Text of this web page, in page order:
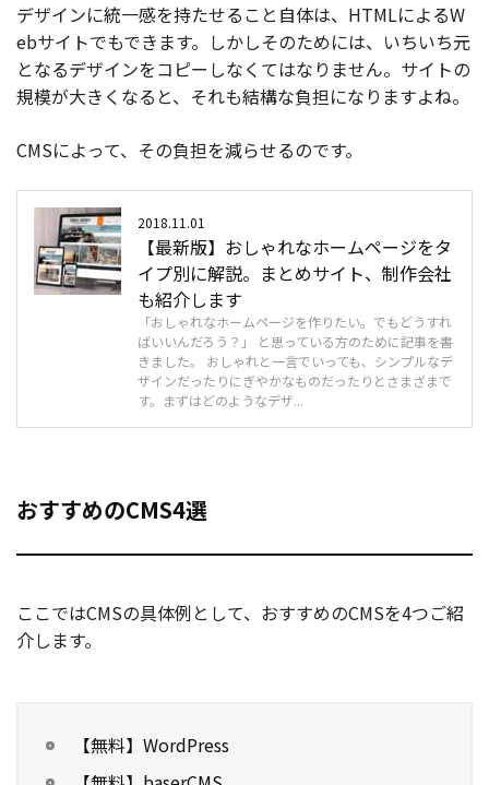
デザインに統一感を持たせること自体は、HTMLによるW
ebサイトでもできます。しかしそのためには、いちいち元
となるデザインをコピーしなくてはなりません。サイトの
規模が大きくなると、それも結構な負担になりますよね。
CMSによって、その負担を減らせるのです。
2018.11.01
【最新版】おしゃれなホームページをタ
イプ別に解説。まとめサイト、制作会社
も紹介します
「おしゃれなホームページを作りたい。でもどうすれ
ばいいんだろう？」 と思っている方のために記事を書
きました。 おしゃれと一言でいっても、シンプルなデ
ザインだったりにぎやかなものだったりとさまざまで
す。まずはどのようなデザ...
おすすめのCMS4選
ここではCMSの具体例として、おすすめのCMSを4つご紹
介します。
【無料】WordPress